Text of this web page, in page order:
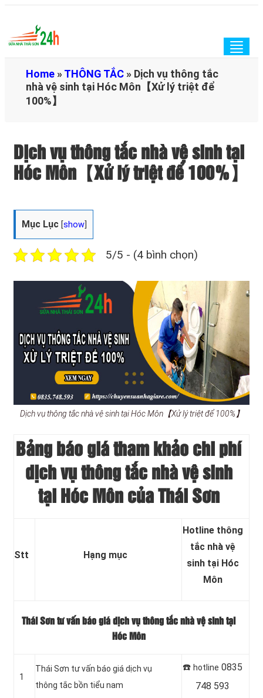
Home »THÔNG TẮC » Dịch vụ thông tắc
nhà vệ sinh tại Hóc Môn【Xử lý triệt để
100%】
Dịch vụ thông tắc nhà vệ sinh tại
Hóc Môn【Xử lý triệt để 100%】
Mục Lục [show
5/5 - (4 bình chọn)
Dịch vụ thông tắc nhà vệ sinh tại Hóc Môn【Xử lý triệt để 100%】
Bảng báo giá tham khảo chi phí
dịch vụ thông tắc nhà vệ sinh
tại Hóc Môn của Thái Sơn
Stt Hạng mục
Hotline thông
tắc nhà vệ
sinh tại Hóc
Môn
Thái Sơn tư vấn báo giá dịch vụ thông tắc nhà vệ sinh tại
Hóc Môn
1
Thái Sơn tư vấn báo giá dịch vụ
thông tắc bồn tiểu nam
☎️ hotline 0835
748 593